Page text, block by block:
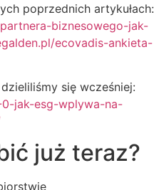
poprzednich artykułach:
biznesowego-jak-
ecovadis-ankieta-
się wcześniej:
jak-esg-wplywa-na-
już teraz?